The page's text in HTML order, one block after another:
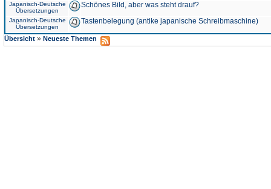
Japanisch-Deutsche
Übersetzungen
Schönes Bild, aber was steht drauf?
Japanisch-Deutsche
Übersetzungen
Tastenbelegung (antike japanische Schreibmaschine)
Übersicht » Neueste Themen